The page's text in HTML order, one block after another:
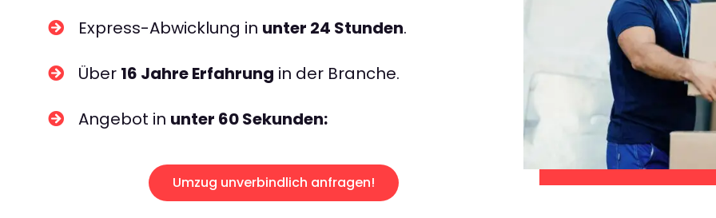
Express-Abwicklung in unter 24 Stunden.
Über 16 Jahre Erfahrung in der Branche.
Angebot in unter 60 Sekunden:
Umzug unverbindlich anfragen!